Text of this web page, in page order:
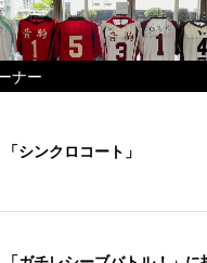
ナー
「シンクロコート」